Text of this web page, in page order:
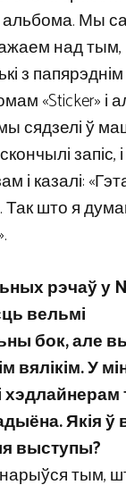
альбома. Мы
над
з
«Sticker» і
сядзелі ў
і казалі:
Так што я
рэчаў у
вельмі
бок, але
вялікім. У
Якія ў
выступы?
тым,